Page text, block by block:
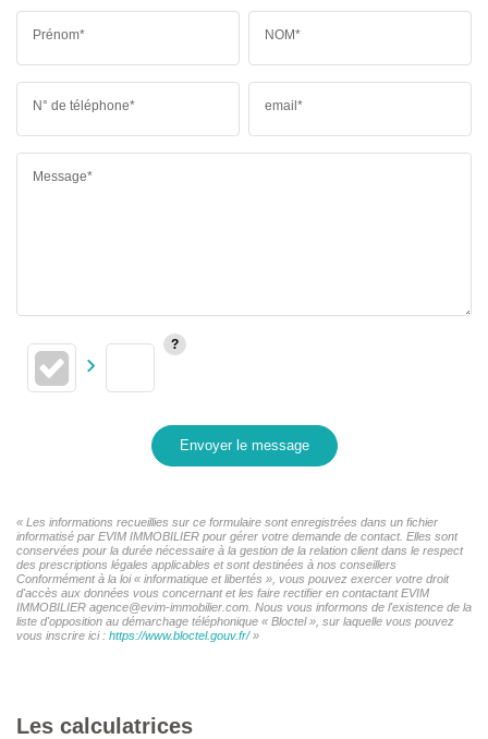
Prénom* NOM*
N° de téléphone* email*
Message*
Envoyer le message
« Les informations recueillies sur ce formulaire sont enregistrées dans un fichier
informatisé par EVIM IMMOBILIER pour gérer votre demande de contact. Elles sont
conservées pour la durée nécessaire à la gestion de la relation client dans le respect
des prescriptions légales applicables et sont destinées à nos conseillers
Conformément à la loi « informatique et libertés », vous pouvez exercer votre droit
d'accès aux données vous concernant et les faire rectifier en contactant EVIM
IMMOBILIER agence@evim-immobilier.com. Nous vous informons de l'existence de la
liste d'opposition au démarchage téléphonique « Bloctel », sur laquelle vous pouvez
vous inscrire ici : https://www.bloctel.gouv.fr/»
Les calculatrices